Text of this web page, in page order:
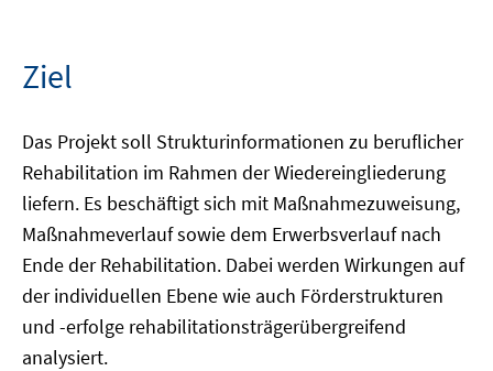
Ziel
Das Projekt soll Strukturinformationen zu beruflicher
Rehabilitation im Rahmen der Wiedereingliederung
liefern. Es beschäftigt sich mit Maßnahmezuweisung,
Maßnahmeverlauf sowie dem Erwerbsverlauf nach
Ende der Rehabilitation. Dabei werden Wirkungen auf
der individuellen Ebene wie auch Förderstrukturen
und -erfolge rehabilitationsträgerübergreifend
analysiert.